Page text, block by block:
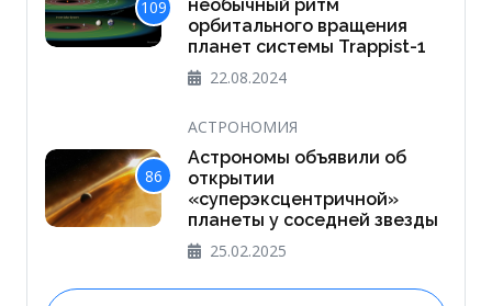
109
необычный ритм
орбитального вращения
планет системы Trappist-1
22.08.2024
86
АСТРОНОМИЯ
Астрономы объявили об
открытии
«суперэксцентричной»
планеты у соседней звезды
25.02.2025